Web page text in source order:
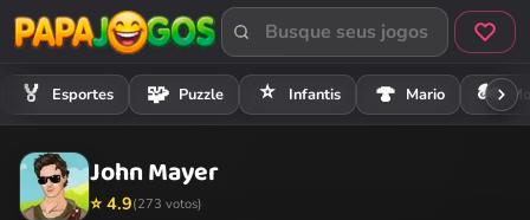
🏅 Esportes 🧩 Puzzle ⭐ Infantis 🍄 Mario 🏍️
John Mayer
⭐ 4.9(273 votos)